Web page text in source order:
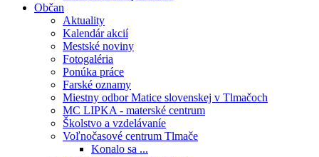
Občan
Aktuality
Kalendár akcií
Mestské noviny
Fotogaléria
Ponúka práce
Farské oznamy
Miestny odbor Matice slovenskej v Tlmačoch
MC LIPKA - materské centrum
Školstvo a vzdelávaníe
Voľnočasové centrum Tlmače
Konalo sa ...